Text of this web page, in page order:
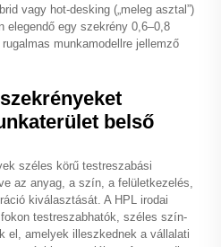
vagy hot-desking („meleg asztal”)
elegendő egy szekrény 0,6–0,8
munkamodellre jellemző
belső
széles körű testreszabási
az anyag, a szín, a felületkezelés,
kiválasztását. A HPL irodai
testreszabhatók, széles szín-
el, amelyek illeszkednek a vállalati